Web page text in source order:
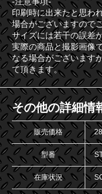
印刷時に出来たと思わ
場合がございますので
サイズには若干の誤差
実際の商品と撮影画像
なる場合がございます
て頂きます。
その他の詳細情
販売価格
型番
在庫状況